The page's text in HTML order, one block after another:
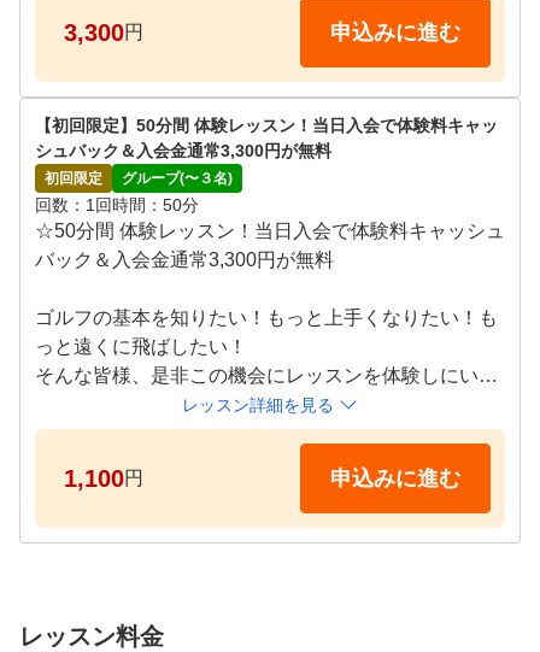
3,300円 申込みに進む
【初回限定】50分間 体験レッスン！当日入会で体験料キャッ
シュバック＆入会金通常3,300円が無料
初回限定 グループ(〜３名)
回数 1回時間 50分
☆50分間 体験レッスン！当日入会で体験料キャッシュ
バック＆入会金通常3,300円が無料
ゴルフの基本を知りたい！もっと上手くなりたい！も
っと遠くに飛ばしたい！
そんな皆様、是非この機会にレッスンを体験しにいら
※こちらのプランはお一人様一回限りの体験プランで
★レッスン開催日は、当施設ページ情報トップの記載
をご確認ください。
レッスン詳細を見る
1,100円 申込みに進む
レッスン料金